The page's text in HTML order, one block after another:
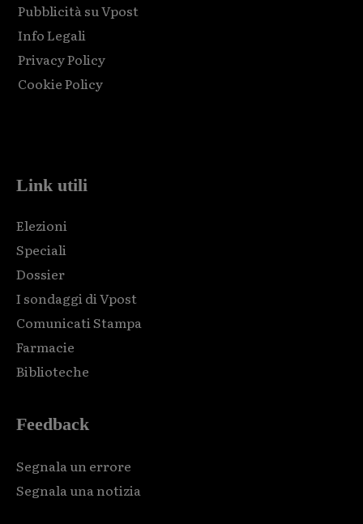
Pubblicità su Vpost
Info Legali
Privacy Policy
Cookie Policy
Link utili
Elezioni
Speciali
Dossier
I sondaggi di Vpost
Comunicati Stampa
Farmacie
Biblioteche
Feedback
Segnala un errore
Segnala una notizia